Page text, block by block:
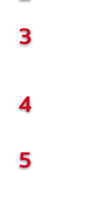
3
4
5